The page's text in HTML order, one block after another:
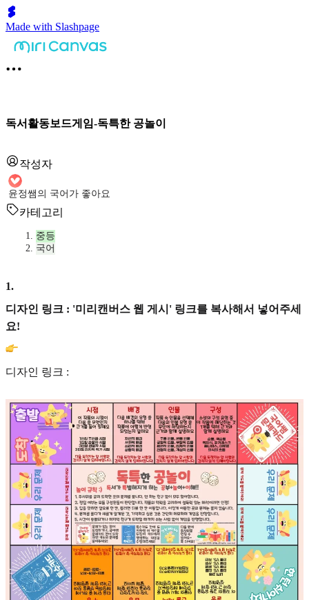
Made with Slashpage
독서활동보드게임-독특한 공놀이
작성자
윤정쌤의 국어가 좋아요
카테고리
중등
국어
1.
디자인 링크 : '미리캔버스 웹 게시' 링크를 복사해서 넣어주세
요!
디자인 링크 :